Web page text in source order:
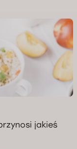
jakieś